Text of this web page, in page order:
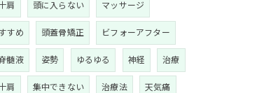
肩 頭に入らない マッサージ
すめ 頭蓋骨矯正 ビフォーアフター
髄液 姿勢 ゆるゆる 神経 治療
肩 集中できない 治療法 天気痛